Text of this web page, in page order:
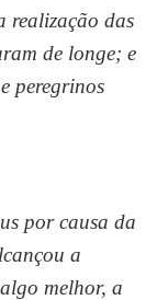
realização das
de longe; e
peregrinos
por causa da
a
melhor, a